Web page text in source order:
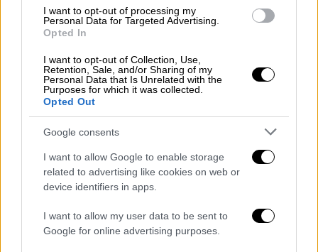
I want to opt-out of processing my
Personal Data for Targeted Advertising.
Opted In
I want to opt-out of Collection, Use,
Retention, Sale, and/or Sharing of my
Personal Data that Is Unrelated with the
Purposes for which it was collected.
Opted Out
Google consents
I want to allow Google to enable storage
related to advertising like cookies on web or
device identifiers in apps.
I want to allow my user data to be sent to
Google for online advertising purposes.
Αποκάλυψη OPEN για ΟΠΕΚΕΠΕ: Διάλογοι που «καίνε»
βουλευτές και πρώην υπουργούς
Λίγες ημέρες αργότερα, ακολουθεί διάλογος
του κ. Μελά με υπάλληλο του ΟΠΕΚΕΠΕ:
Πρόεδρος:«Έφτιαξες το θέμα του Σ...
(βουλευτής);»